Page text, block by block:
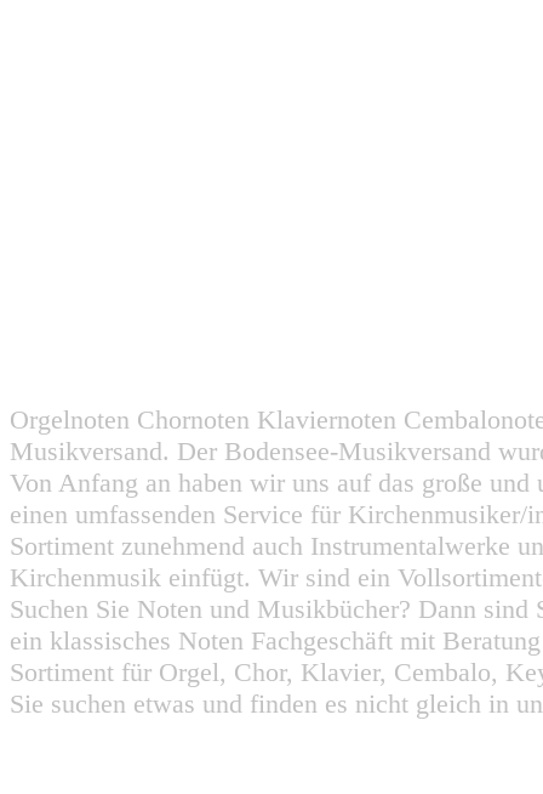
Orgelnoten Chornoten Klaviernoten
Musikversand. Der Bodensee-Musikversand
Von Anfang an haben wir uns auf das große
einen umfassenden Service für
Sortiment zunehmend auch Instrumentalwerke
Kirchenmusik einfügt. Wir sind ein
Suchen Sie Noten und Musikbücher? Dann
ein klassisches Noten Fachgeschäft mit
Sortiment für Orgel, Chor, Klavier, Cembalo,
Sie suchen etwas und finden es nicht gleich in